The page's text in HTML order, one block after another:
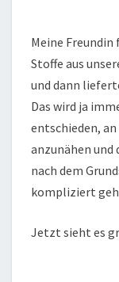
Meine
Stoffe aus
und dann
Das wird ja
entschieden,
anzunähen und
nach dem
kompliziert
Jetzt sieht es